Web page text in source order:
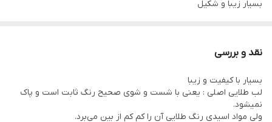
بسیار زیبا و شکیل
پرطرفدار است.
دوستان عزیز قیمت استثنایی این محصول به خاطر پایین بودن کیفیت یا
لب طلایی نیست.
نقد و بررسی
بسیار با کیفیت و زیبا
لب طلایی اصلی : یعنی با شست و شوی صحیح رنگ ثابت است و پاک
نمیشود.
ولی مواد اسیدی رنگ طلایی آن را کم کم از بین می‌برد.